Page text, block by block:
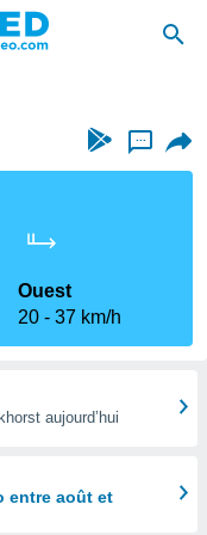
...
Ouest
20
37 km/h
aujourd’hui
entre août et